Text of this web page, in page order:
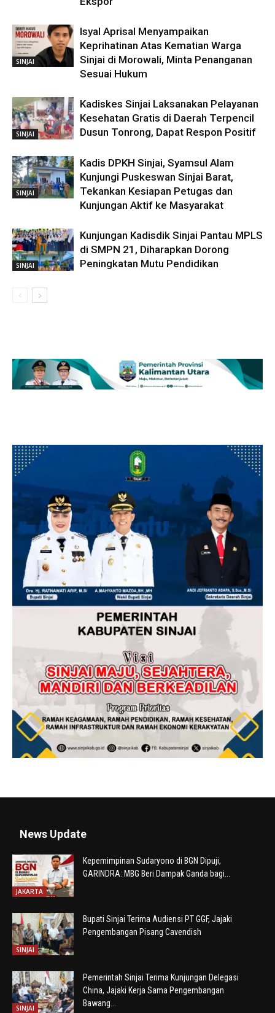
SINJAI
Isyal Aprisal Menyampaikan
Keprihatinan Atas Kematian Warga
Sinjai di Morowali, Minta Penanganan
Sesuai Hukum
SINJAI
Kadiskes Sinjai Laksanakan Pelayanan
Kesehatan Gratis di Daerah Terpencil
Dusun Tonrong, Dapat Respon Positif
SINJAI
Kadis DPKH Sinjai, Syamsul Alam
Kunjungi Puskeswan Sinjai Barat,
Tekankan Kesiapan Petugas dan
Kunjungan Aktif ke Masyarakat
SINJAI
Kunjungan Kadisdik Sinjai Pantau MPLS
di SMPN 21, Diharapkan Dorong
Peningkatan Mutu Pendidikan
News Update
JAKARTA
Kepemimpinan Sudaryono di BGN Dipuji,
GARINDRA: MBG Beri Dampak Ganda bagi...
SINJAI
Bupati Sinjai Terima Audiensi PT GGF, Jajaki
Pengembangan Pisang Cavendish
SINJAI
Pemerintah Sinjai Terima Kunjungan Delegasi
China, Jajaki Kerja Sama Pengembangan
Bawang...